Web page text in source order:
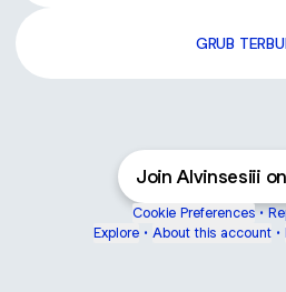
GRUB
Join Alvinsesiii
Cookie Preferences •
Explore • About this account •